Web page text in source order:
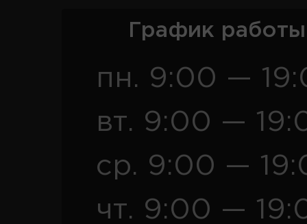
График
пн. 9:00 —
вт. 9:00 —
ср. 9:00 —
чт. 9:00 —